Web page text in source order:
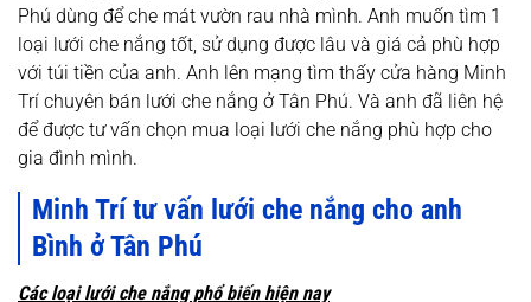
Phú dùng để che mát vườn rau nhà mình. Anh muốn tìm 1
loại lưới che nắng tốt, sử dụng được lâu và giá cả phù hợp
với túi tiền của anh. Anh lên mạng tìm thấy cửa hàng Minh
Trí chuyên bán lưới che nắng ở Tân Phú. Và anh đã liên hệ
để được tư vấn chọn mua loại lưới che nắng phù hợp cho
gia đình mình.
Minh Trí tư vấn lưới che nắng cho anh
Bình ở Tân Phú
Các loại lưới che nắng phổ biến hiện nay